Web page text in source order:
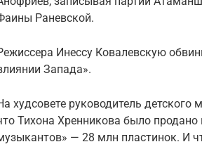
Раневской.
Инессу Ковалевскую
Запада».
худсовете руководитель
Тихона Хренникова было
— 28 млн пластинок. И